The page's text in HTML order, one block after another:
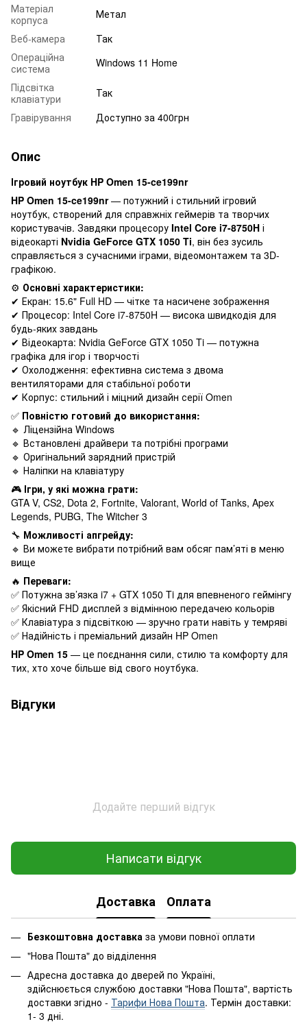
Матеріал
корпуса
Метал
Веб-камера
Так
Операційна
система
Windows 11 Home
Підсвітка
клавіатури
Так
Гравірування
Доступно за 400грн
Опис
Ігровий ноутбук HP Omen 15-ce199nr
HP Omen 15-ce199nr— потужний і стильний ігровий
ноутбук, створений для справжніх геймерів та творчих
користувачів. Завдяки процесору Intel Core i7-8750H і
відеокарті Nvidia GeForce GTX 1050 Ti, він без зусиль
справляється з сучасними іграми, відеомонтажем та 3D-
графікою.
⚙️ Основні характеристики:
✔ Екран: 15.6" Full HD — чітке та насичене зображення
✔ Процесор: Intel Core i7-8750H — висока швидкодія для
будь-яких завдань
✔ Відеокарта: Nvidia GeForce GTX 1050 Ti — потужна
графіка для ігор і творчості
✔ Охолодження: ефективна система з двома
вентиляторами для стабільної роботи
✔ Корпус: стильний і міцний дизайн серії Omen
✅ Повністю готовий до використання:
🔹 Ліцензійна Windows
🔹 Встановлені драйвери та потрібні програми
🔹 Оригінальний зарядний пристрій
🔹 Наліпки на клавіатуру
🎮 Ігри, у які можна грати:
GTA V, CS2, Dota 2, Fortnite, Valorant, World of Tanks, Apex
Legends, PUBG, The Witcher 3
🔧 Можливості апгрейду:
🔹 Ви можете вибрати потрібний вам обсяг пам’яті в меню
вище
🔥 Переваги:
✅ Потужна зв’язка i7 + GTX 1050 Ti для впевненого геймінгу
✅ Якісний FHD дисплей з відмінною передачею кольорів
✅ Клавіатура з підсвіткою — зручно грати навіть у темряві
✅ Надійність і преміальний дизайн HP Omen
HP Omen 15 — це поєднання сили, стилю та комфорту для
тих, хто хоче більше від свого ноутбука.
Відгуки
Додайте перший відгук
Написати відгук
Доставка Оплата
Безкоштовна доставка за умови повної оплати
"Нова Пошта" до відділення
Адресна доставка до дверей по Україні,
здійснюється службою доставки "Нова Пошта", вартість
доставки згідно - Тарифи Нова Пошта. Термін доставки:
1- 3 дні.